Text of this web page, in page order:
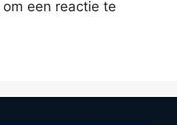
om een reactie te